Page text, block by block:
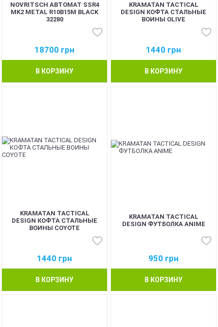
NOVRITSCH АВТОМАТ SSR4
MK2 METAL R10B15M BLACK
32280
18700 грн
В КОРЗИНУ
KRAMATAN TACTICAL
DESIGN КОФТА СТАЛЬНЫЕ
ВОИНЫ OLIVE
1440 грн
В КОРЗИНУ
KRAMATAN TACTICAL
DESIGN КОФТА СТАЛЬНЫЕ
ВОИНЫ COYOTE
1440 грн
В КОРЗИНУ
KRAMATAN TACTICAL
DESIGN ФУТБОЛКА ANIME
950 грн
В КОРЗИНУ